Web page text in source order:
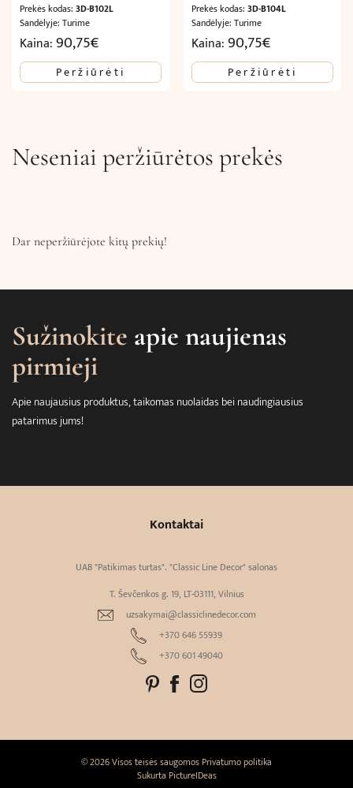
Prekės kodas: 3D-B102L
Sandėlyje: Turime
Kaina:90,75€
Peržiūrėti
Prekės kodas:3D-B104L
Sandėlyje: Turime
Kaina:90,75€
Peržiūrėti
Neseniai peržiūrėtos prekės
Dar neperžiūrėjote kitų prekių!
Sužinokite apie naujienas
pirmieji
Apie naujausius produktus, taikomas nuolaidas bei naudingiausius
patarimus jums!
Kontaktai
UAB "Patikimas turtas". "Classic Line Decor" salonas
T. Ševčenkos g. 19, LT-03111, Vilnius
uzsakymai@classiclinedecor.com
+370 646 55939
+370 601 49040
© 2026 Visos teisės saugomos Privatumo politika
Sukurta PictureIDeas